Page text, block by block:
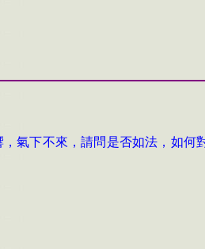
氣下不來，請問是否如法，如何